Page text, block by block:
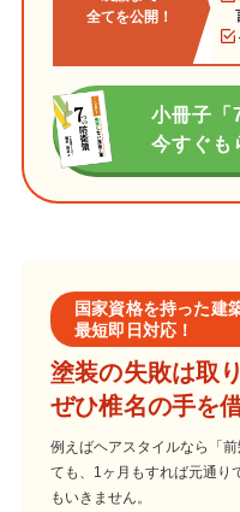
全てを公開！
小冊子「
今すぐも
国家資格を持った建
最短即日対応！
塗装の失敗は取
ぜひ椎名の手を
例えばヘアスタイルなら「
ても、1ヶ月もすれば元通り
もいきません。